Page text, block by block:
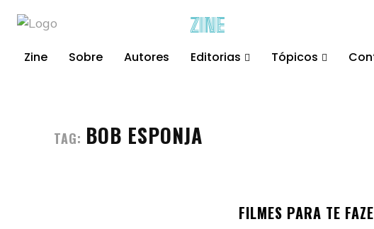
ZINE
Zine Sobre Autores Editorias Tópicos
TAG: BOB ESPONJA
FILMES PARA TE